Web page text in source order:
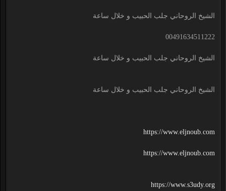
الشيخ الروحاني جلب الحبيب و خلال ساعة
00491634511222
الشيخ الروحاني جلب الحبيب و خلال ساعة
الشيخ الروحاني جلب الحبيب و خلال ساعة
https://www.eljnoub.com
https://www.eljnoub.com
https://www.s3udy.org